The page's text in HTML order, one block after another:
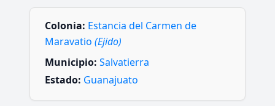
Colonia: Estancia del Carmen de
Maravatio (Ejido)
Municipio: Salvatierra
Estado: Guanajuato